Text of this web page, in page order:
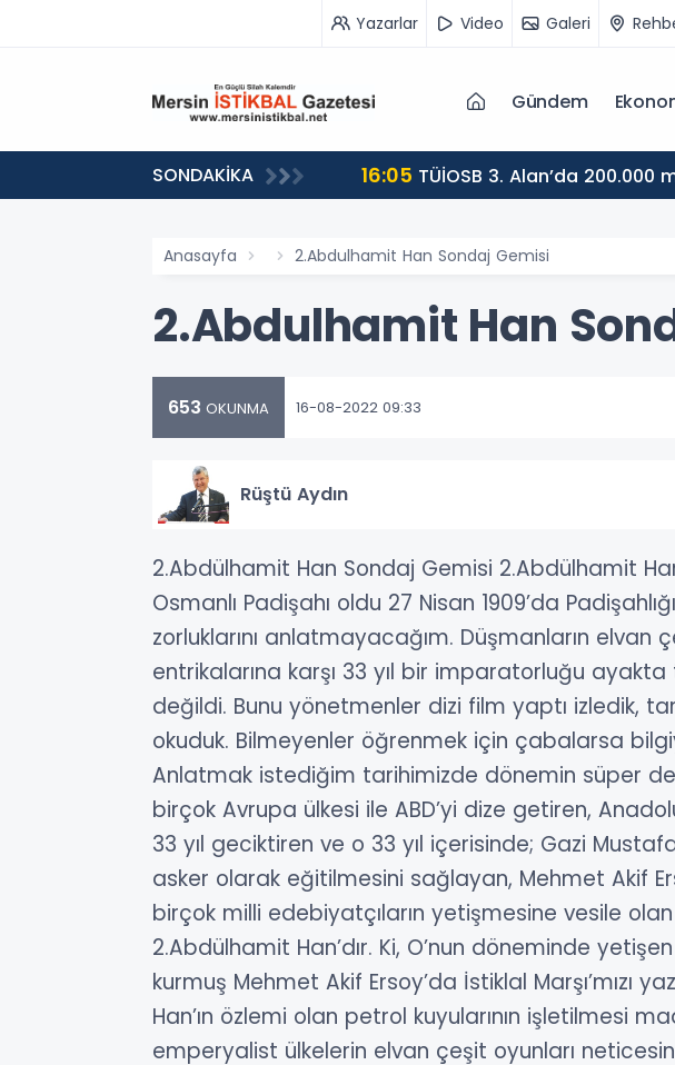
Yazarlar Video Galeri
Gündem
SONDAKİKA 16:05 TÜİOSB 3. Alan’da 200.000
Anasayfa 2.Abdulhamit Han Sondaj Gemisi
2.Abdulhamit Han
653 OKUNMA 16-08-2022 09:33
Rüştü Aydın
2.Abdülhamit Han Sondaj Gemisi 2.Abdülhamit
Osmanlı Padişahı oldu 27 Nisan 1909’da
zorluklarını anlatmayacağım. Düşmanların elvan
entrikalarına karşı 33 yıl bir imparatorluğu
değildi. Bunu yönetmenler dizi film yaptı izledik,
okuduk. Bilmeyenler öğrenmek için çabalarsa
Anlatmak istediğim tarihimizde dönemin süper
birçok Avrupa ülkesi ile ABD’yi dize getiren,
33 yıl geciktiren ve o 33 yıl içerisinde; Gazi
asker olarak eğitilmesini sağlayan, Mehmet Akif
birçok milli edebiyatçıların yetişmesine vesile olan
2.Abdülhamit Han’dır. Ki, O’nun döneminde
kurmuş Mehmet Akif Ersoy’da İstiklal Marşı’mızı
Han’ın özlemi olan petrol kuyularının işletilmesi
emperyalist ülkelerin elvan çeşit oyunları